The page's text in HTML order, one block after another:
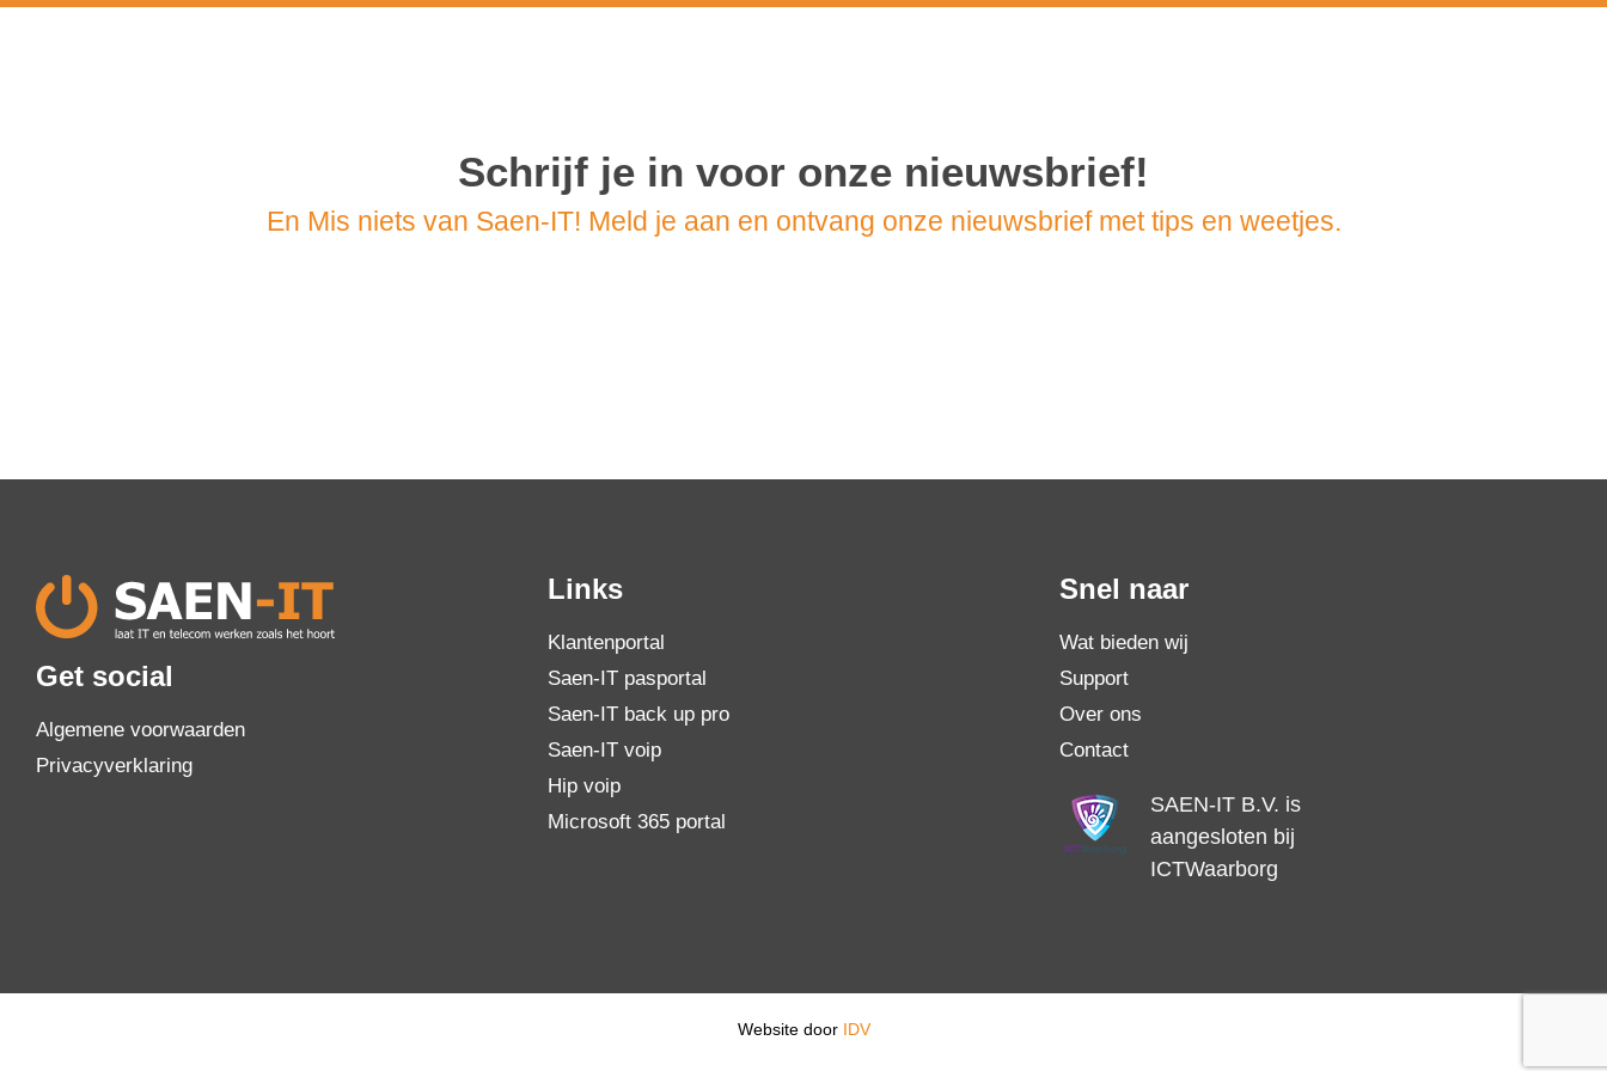
Nieuwsbrief
Schrijf je in voor onze nieuwsbrief!
En Mis niets van Saen-IT! Meld je aan en ontvang onze nieuwsbrief met tips en weetjes.
Get social
Algemene voorwaarden
Privacyverklaring
Links
Klantenportal
Saen-IT pasportal
Saen-IT back up pro
Saen-IT voip
Hip voip
Microsoft 365 portal
Snel naar
Wat bieden wij
Support
Over ons
Contact
SAEN-IT B.V. is
aangesloten bij
ICTWaarborg
Website door IDV